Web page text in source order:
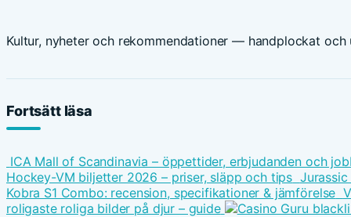
Kultur, nyheter och rekommendationer — handplockat
Fortsätt läsa
ICA Mall of Scandinavia – öppettider, erbjudanden och
Hockey-VM biljetter 2026 – priser, släpp och tips
Kobra S1 Combo: recension, specifikationer & jämförelse
roligaste roliga bilder på djur – guide